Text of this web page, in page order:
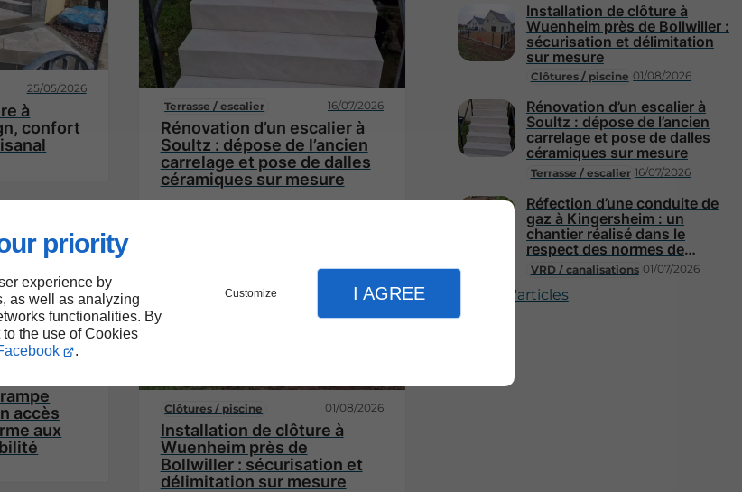
priority
experience by
as well as analyzing
functionalities. By
the use of Cookies
.
Customize I AGREE
Clôtures / piscine 01/08/2026
Installation de clôture à
Wuenheim près de Bollwiller :
sécurisation et délimitation
sur mesure
Terrasse / escalier 16/07/2026
Rénovation d’un escalier à
Soultz : dépose de l’ancien
carrelage et pose de dalles
céramiques sur mesure
VRD / canalisations 01/07/2026
Réfection d’une conduite de
gaz à Kingersheim : un
chantier réalisé dans le
respect des normes de
sécurité
Plus d'articles
25/05/2026
à
confort
accès
aux
Terrasse / escalier 16/07/2026
Rénovation d’un escalier à
Soultz : dépose de l’ancien
carrelage et pose de dalles
céramiques sur mesure
Clôtures / piscine 01/08/2026
Installation de clôture à
Wuenheim près de
Bollwiller : sécurisation et
délimitation sur mesure